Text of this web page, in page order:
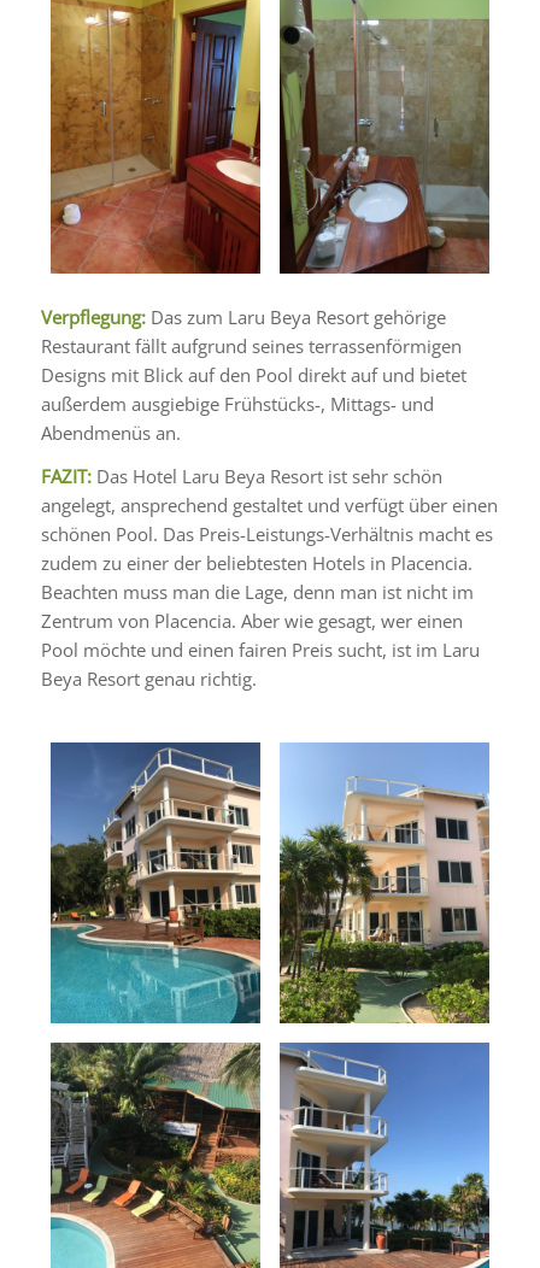
Verpflegung: Das zum Laru Beya Resort gehörige
Restaurant fällt aufgrund seines terrassenförmigen
Designs mit Blick auf den Pool direkt auf und bietet
außerdem ausgiebige Frühstücks-, Mittags- und
Abendmenüs an.
FAZIT: Das Hotel Laru Beya Resort ist sehr schön
angelegt, ansprechend gestaltet und verfügt über einen
schönen Pool. Das Preis-Leistungs-Verhältnis macht es
zudem zu einer der beliebtesten Hotels in Placencia.
Beachten muss man die Lage, denn man ist nicht im
Zentrum von Placencia. Aber wie gesagt, wer einen
Pool möchte und einen fairen Preis sucht, ist im Laru
Beya Resort genau richtig.